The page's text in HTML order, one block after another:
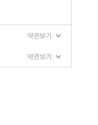
약관보기
약관보기